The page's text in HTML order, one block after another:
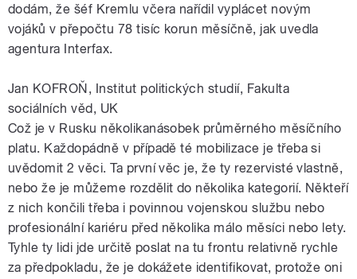
dodám, že šéf Kremlu včera nařídil vyplácet novým
vojáků v přepočtu 78 tisíc korun měsíčně, jak uvedla
agentura Interfax.
Jan KOFROŇ, Institut politických studií, Fakulta
sociálních věd, UK
Což je v Rusku několikanásobek průměrného měsíčního
platu. Každopádně v případě té mobilizace je třeba si
uvědomit 2 věci. Ta první věc je, že ty rezervisté vlastně,
nebo že je můžeme rozdělit do několika kategorií. Někteří
z nich končili třeba i povinnou vojenskou službu nebo
profesionální kariéru před několika málo měsíci nebo lety.
Tyhle ty lidi jde určitě poslat na tu frontu relativně rychle
za předpokladu, že je dokážete identifikovat, protože oni